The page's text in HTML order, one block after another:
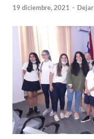
19 diciembre, 2021 -